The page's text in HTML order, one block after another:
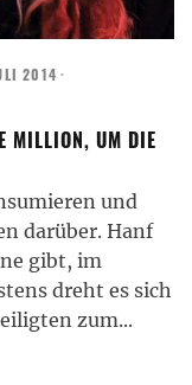
2014 ·
MILLION, UM DIE
und
darüber. Hanf
gibt, im
dreht es sich
zum...